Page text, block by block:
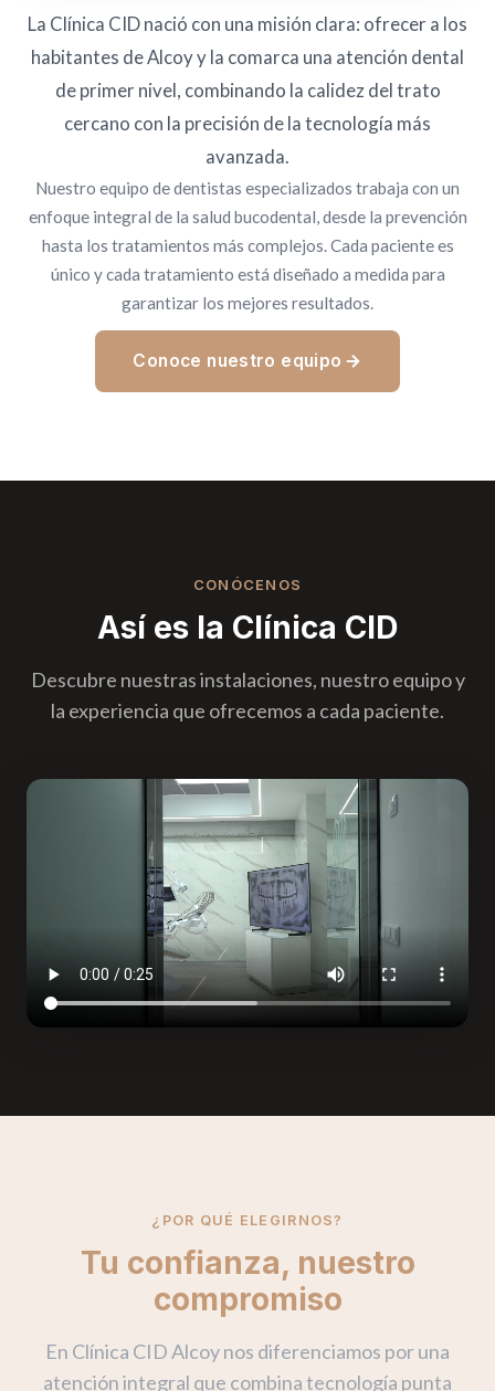
La Clínica CID nació con una misión clara: ofrecer a los
habitantes de Alcoy y la comarca una atención dental
de primer nivel, combinando la calidez del trato
cercano con la precisión de la tecnología más
avanzada.
Nuestro equipo de dentistas especializados trabaja con un
enfoque integral de la salud bucodental, desde la prevención
hasta los tratamientos más complejos. Cada paciente es
único y cada tratamiento está diseñado a medida para
garantizar los mejores resultados.
Conoce nuestro equipo
CONÓCENOS
Así es la Clínica CID
Descubre nuestras instalaciones, nuestro equipo y
la experiencia que ofrecemos a cada paciente.
¿POR QUÉ ELEGIRNOS?
Tu confianza, nuestro
compromiso
En Clínica CID Alcoy nos diferenciamos por una
atención integral que combina tecnología punta